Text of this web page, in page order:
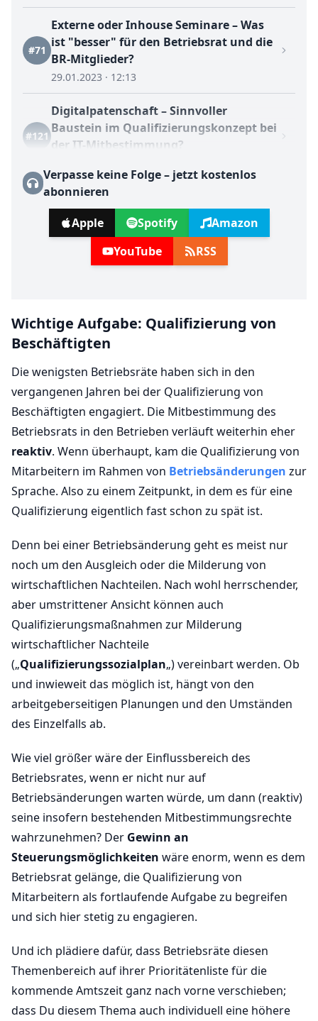
#71
Externe oder Inhouse Seminare – Was
ist "besser" für den Betriebsrat und die
BR-Mitglieder?
29.01.2023 · 12:13
#121
Digitalpatenschaft – Sinnvoller
Baustein im Qualifizierungskonzept bei
der IT-Mitbestimmung?
(Günstigere) Webinare statt
Präsenzschulungen? BAG sorgt für
Klarheit und bestätigt LAG Düsseldorf
09.03.2024 · 13:52
in Kanzlei
13.12.2025 · 22:10
Verpasse keine Folge – jetzt kostenlos
abonnieren
Apple
Spotify
Amazon
YouTube
RSS
Wichtige Aufgabe: Qualifizierung von
Beschäftigten
Die wenigsten Betriebsräte haben sich in den
vergangenen Jahren bei der Qualifizierung von
Beschäftigten engagiert. Die Mitbestimmung des
Betriebsrats in den Betrieben verläuft weiterhin eher
reaktiv. Wenn überhaupt, kam die Qualifizierung von
Mitarbeitern im Rahmen von Betriebsänderungen zur
Sprache. Also zu einem Zeitpunkt, in dem es für eine
Qualifizierung eigentlich fast schon zu spät ist.
Denn bei einer Betriebsänderung geht es meist nur
noch um den Ausgleich oder die Milderung von
wirtschaftlichen Nachteilen. Nach wohl herrschender,
aber umstrittener Ansicht können auch
Qualifizierungsmaßnahmen zur Milderung
wirtschaftlicher Nachteile
(„Qualifizierungssozialplan„) vereinbart werden. Ob
und inwieweit das möglich ist, hängt von den
arbeitgeberseitigen Planungen und den Umständen
des Einzelfalls ab.
Wie viel größer wäre der Einflussbereich des
Betriebsrates, wenn er nicht nur auf
Betriebsänderungen warten würde, um dann (reaktiv)
seine insofern bestehenden Mitbestimmungsrechte
wahrzunehmen? Der Gewinn an
Steuerungsmöglichkeiten wäre enorm, wenn es dem
Betriebsrat gelänge, die Qualifizierung von
Mitarbeitern als fortlaufende Aufgabe zu begreifen
und sich hier stetig zu engagieren.
Und ich plädiere dafür, dass Betriebsräte diesen
Themenbereich auf ihrer Prioritätenliste für die
kommende Amtszeit ganz nach vorne verschieben;
dass Du diesem Thema auch individuell eine höhere